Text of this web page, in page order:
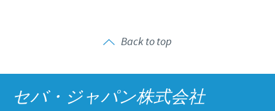
Back to top
セバ・ジャパン株式会社